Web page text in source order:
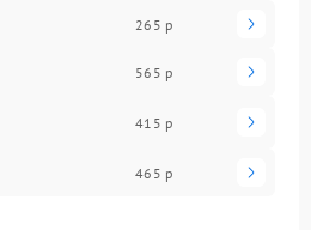
265 р
565 р
415 р
465 р